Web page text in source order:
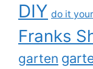
DIY do it
Franks
garten